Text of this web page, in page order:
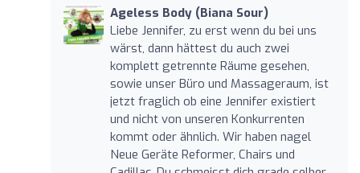
Ageless Body (Biana Sour)
Liebe Jennifer, zu erst wenn du bei uns
wärst, dann hättest du auch zwei
komplett getrennte Räume gesehen,
sowie unser Büro und Massageraum, ist
jetzt fraglich ob eine Jennifer existiert
und nicht von unseren Konkurrenten
kommt oder ähnlich. Wir haben nagel
Neue Geräte Reformer, Chairs und